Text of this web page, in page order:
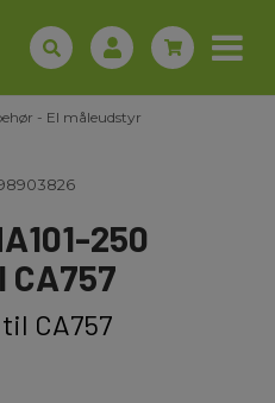
- El måleudstyr
250
CA757